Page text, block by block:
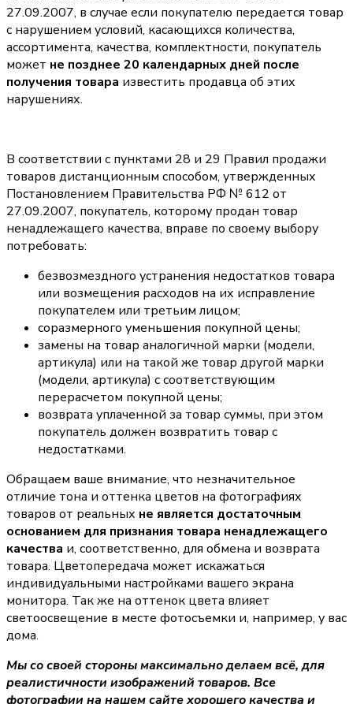
27.09.2007, в случае если покупателю передается товар
с нарушением условий, касающихся количества,
ассортимента, качества, комплектности, покупатель
может не позднее 20 календарных дней после
получения товара известить продавца об этих
нарушениях.
В соответствии с пунктами 28 и 29 Правил продажи
товаров дистанционным способом, утвержденных
Постановлением Правительства РФ № 612 от
27.09.2007, покупатель, которому продан товар
ненадлежащего качества, вправе по своему выбору
потребовать:
безвозмездного устранения недостатков товара
или возмещения расходов на их исправление
покупателем или третьим лицом;
соразмерного уменьшения покупной цены;
замены на товар аналогичной марки (модели,
артикула) или на такой же товар другой марки
(модели, артикула) с соответствующим
перерасчетом покупной цены;
возврата уплаченной за товар суммы, при этом
покупатель должен возвратить товар с
недостатками.
Обращаем ваше внимание, что незначительное
отличие тона и оттенка цветов на фотографиях
товаров от реальных не является достаточным
основанием для признания товара ненадлежащего
качества и, соответственно, для обмена и возврата
товара. Цветопередача может искажаться
индивидуальными настройками вашего экрана
монитора. Так же на оттенок цвета влияет
светоосвещение в месте фотосъемки и, например, у вас
дома.
Мы со своей стороны максимально делаем всё, для
реалистичности изображений товаров. Все
фотографии на нашем сайте хорошего качества и